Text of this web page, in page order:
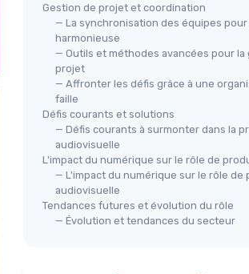
Gestion de projet et coordination
— La synchronisation des équipes
harmonieuse
— Outils et méthodes avancées pour la
projet
— Affronter les défis grâce à une
faille
Défis courants et solutions
— Défis courants à surmonter dans la
audiovisuelle
L'impact du numérique sur le rôle de
— L'impact du numérique sur le rôle de
audiovisuelle
Tendances futures et évolution du rôle
— Évolution et tendances du secteur